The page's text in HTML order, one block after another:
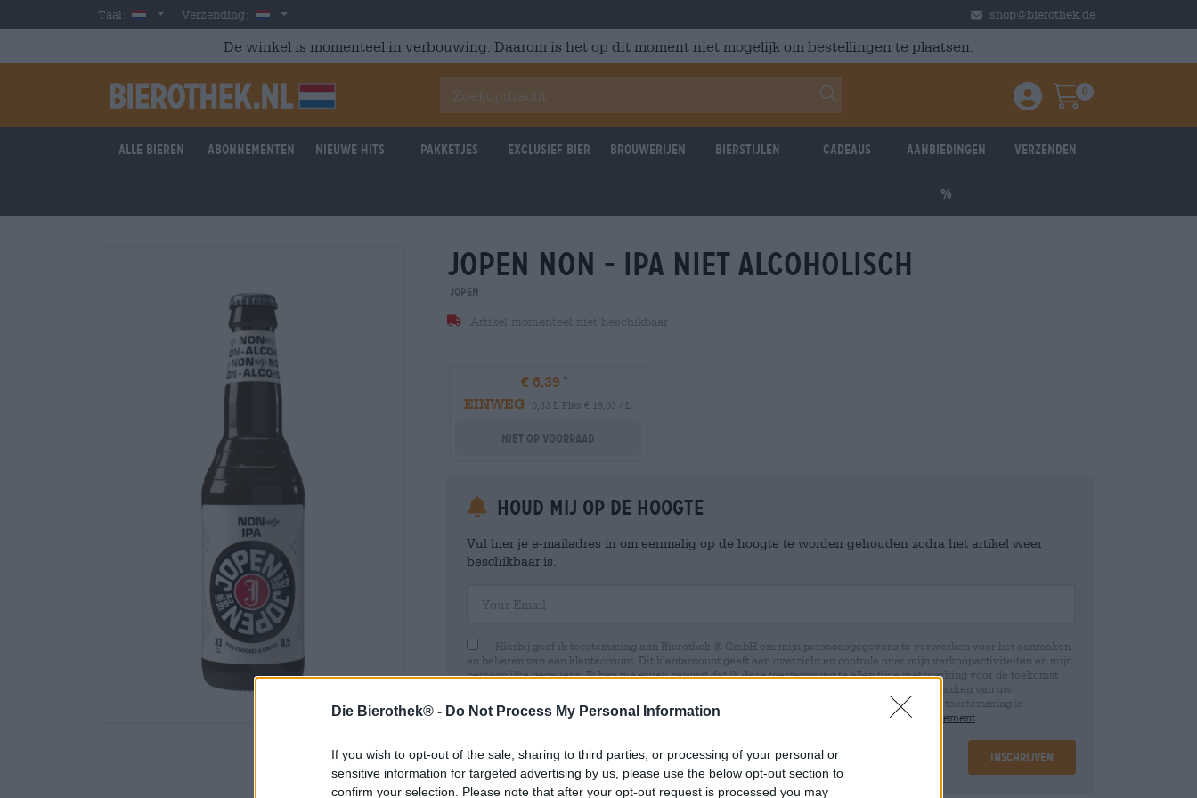
Die Bierothek® - Do Not Process My Personal Information
If you wish to opt-out of the sale, sharing to third parties, or processing of your personal or
sensitive information for targeted advertising by us, please use the below opt-out section to
confirm your selection. Please note that after your opt-out request is processed you may
Skip to main content
Taal: DutchVerzending: Nederland shop@bierothek.de
De winkel is momenteel in verbouwing. Daarom is het op dit moment niet mogelijk om bestellingen te plaatsen.
Einloggen / Anmelden
Warenkorb
0
Alle bieren Abonnementen Nieuwe hits Pakketjes Exclusief Bier Brouwerijen Bierstijlen Cadeaus Aanbiedingen
%
Verzenden
jopen non - ipa niet alcoholisch
Jopen
Artikel momenteel niet beschikbaar
€ 6,39
EINWEG
0,33 L Fles € 19,03 / L
Niet op voorraad
Houd mij op de hoogte
Vul hier je e-mailadres in om eenmalig op de hoogte te worden gehouden zodra het artikel weer
beschikbaar is.
Hierbij geef ik toestemming aan Bierothek ® GmbH om mijn persoonsgegevens te verwerken voor het aanmaken
en beheren van een klantaccount. Dit klantaccount geeft een overzicht en controle over mijn verkoopactiviteiten en mijn
persoonlijke gegevens. Ik ben me ervan bewust dat ik deze toestemming te allen tijde met werking voor de toekomst
kan intrekken door een e-mail te sturen naar shop@bierothek.de. Wij informeren u dat het intrekken van uw
toestemming geen invloed heeft op de rechtmatigheid van de verwerking die op basis van uw toestemming is
uitgevoerd tot het moment van intrekking. Meer informatie vindt u in onze
data protection statement
Inschrijven